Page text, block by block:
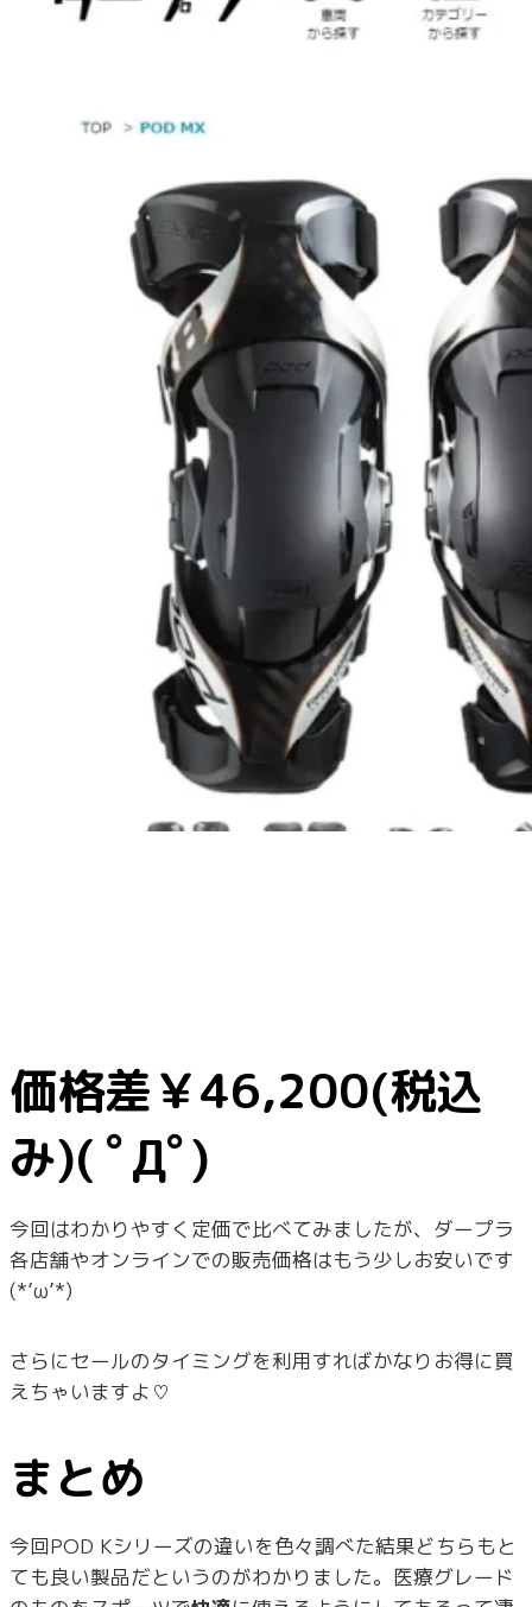
価格差￥46,200(税込
み)( ﾟДﾟ)
今回はわかりやすく定価で比べてみましたが、ダープラ
各店舗やオンラインでの販売価格はもう少しお安いです
(*’ω’*)
さらにセールのタイミングを利用すればかなりお得に買
えちゃいますよ♡
まとめ
今回POD Kシリーズの違いを色々調べた結果どちらもと
ても良い製品だというのがわかりました。医療グレード